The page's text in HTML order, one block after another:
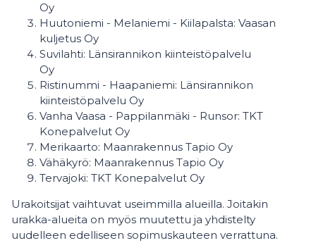
Oy
Huutoniemi - Melaniemi - Kiilapalsta: Vaasan
kuljetus Oy
Suvilahti: Länsirannikon kiinteistöpalvelu
Oy
Ristinummi - Haapaniemi: Länsirannikon
kiinteistöpalvelu Oy
Vanha Vaasa - Pappilanmäki - Runsor: TKT
Konepalvelut Oy
Merikaarto: Maanrakennus Tapio Oy
Vähäkyrö: Maanrakennus Tapio Oy
Tervajoki: TKT Konepalvelut Oy
Urakoitsijat vaihtuvat useimmilla alueilla. Joitakin
urakka-alueita on myös muutettu ja yhdistelty
uudelleen edelliseen sopimuskauteen verrattuna.